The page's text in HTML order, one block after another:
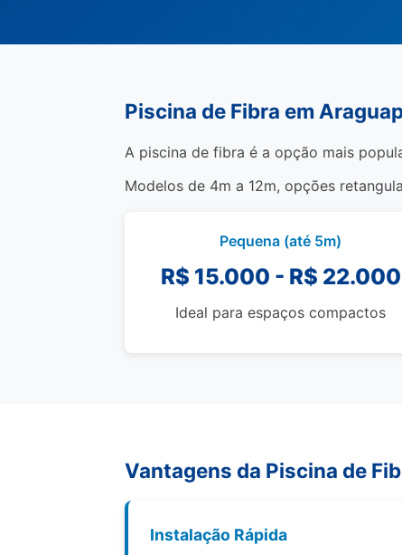
Piscina de Fibra em
A piscina de fibra é a opção mais
Modelos de 4m a 12m, opções
Pequena (até 5m)
R$ 15.000 - R$ 22.000
Ideal para espaços compactos
Vantagens da Piscina de
Instalação Rápida